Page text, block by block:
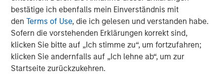
bestätige ich ebenfalls mein Einverständnis mit
denTerms of Use, die ich gelesen und verstanden habe.
Sofern die vorstehenden Erklärungen korrekt sind,
klicken Sie bitte auf „Ich stimme zu“, um fortzufahren;
klicken Sie andernfalls auf „Ich lehne ab“, um zur
Startseite zurückzukehren.
Rohstoffgesetz, das eine stärkere private Beteiligung an
der Ölproduktion zulässt, sowie eine Obergrenze für
staatliche Förderabgaben –, die an den Märkten positiv
aufgenommen wurden. Diese Reformen trugen dazu bei,
im Verlauf des ersten Quartals eine Rally
venezolanischer Vermögenswerte auszulösen.